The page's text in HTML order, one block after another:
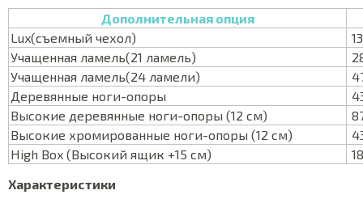
Дополнительная опция
Lux(съемный чехол)
Учащенная ламель(21 ламель)
Учащенная ламель(24 ламели)
Деревянные ноги-опоры
Высокие деревянные ноги-опоры (12 см)
Высокие хромированные ноги-опоры (12 см)
High Box (Высокий ящик +15 см)
Характеристики